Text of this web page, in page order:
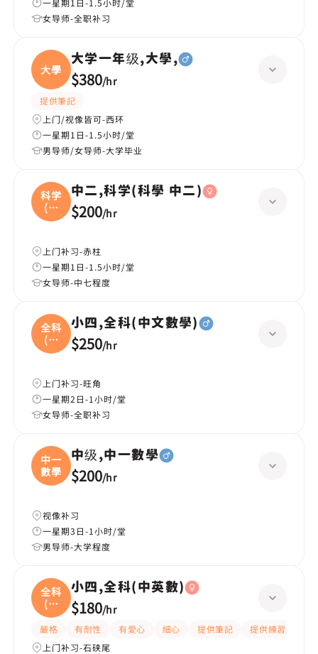
一星期1日-1.5小时/堂
女导师-全职补习
大學
大学一年级,大學,
$380/hr
提供筆記
上门/视像皆可-西环
一星期1日-1.5小时/堂
男导师/女导师-大学毕业
科学
(科
學
中二,科学(科學 中二)
$200/hr
上门补习-赤柱
一星期1日-1.5小时/堂
女导师-中七程度
全科
(中
文
小四,全科(中文數學)
$250/hr
上门补习-旺角
一星期2日-1小时/堂
女导师-全职补习
中一
數學
中级,中一數學
$200/hr
视像补习
一星期3日-1小时/堂
男导师-大学程度
全科
(中
英
小四,全科(中英數)
$180/hr
嚴格 有耐性 有愛心 細心 提供筆記
提供練習題/試題
上门补习-石硖尾